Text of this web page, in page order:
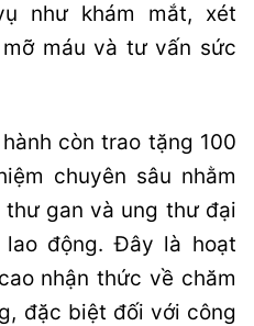
như khám mắt, xét
máu và tư vấn sức
còn trao tặng 100
chuyên sâu nhằm
gan và ung thư đại
động. Đây là hoạt
nhận thức về chăm
đặc biệt đối với công